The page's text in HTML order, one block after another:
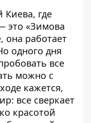
где
это «Зимова
она работает
одного дня
все
можно с
кажется,
все сверкает
красотой